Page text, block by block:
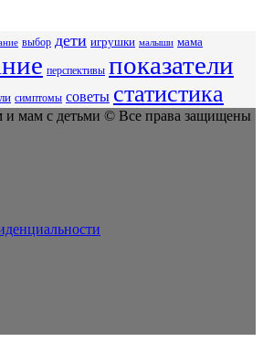
выбор дети игрушки малыши мама
перспективы показатели
симптомы советы статистика
и мам с детьми © Все права защищены